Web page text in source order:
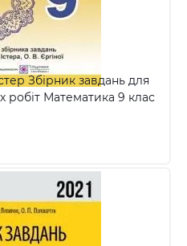
Збірник завдань для
робіт Математика 9 клас